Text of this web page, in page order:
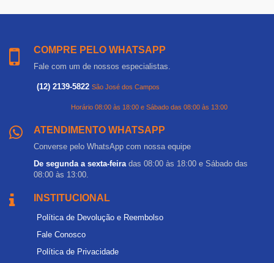
COMPRE PELO WHATSAPP
Fale com um de nossos especialistas.
(12) 2139-5822 São José dos Campos
Horário 08:00 às 18:00 e Sábado das 08:00 às 13:00
ATENDIMENTO WHATSAPP
Converse pelo WhatsApp com nossa equipe
De segunda a sexta-feira das 08:00 às 18:00 e Sábado das
08:00 às 13:00.
INSTITUCIONAL
Política de Devolução e Reembolso
Fale Conosco
Política de Privacidade